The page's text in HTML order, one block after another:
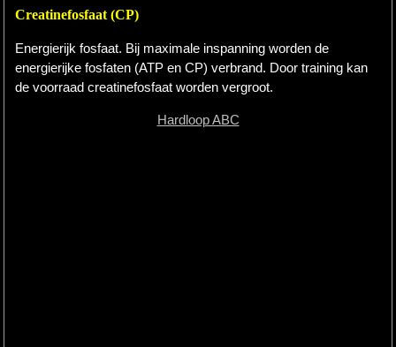
Creatinefosfaat (CP)
Energierijk fosfaat. Bij maximale inspanning worden de
energierijke fosfaten (ATP en CP) verbrand. Door training kan
de voorraad creatinefosfaat worden vergroot.
Hardloop ABC